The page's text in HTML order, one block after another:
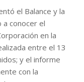
el Balance y la
a conocer el
en la
entre el 13
y el informe
con la